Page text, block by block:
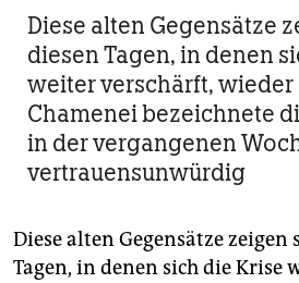
Diese alten Gegensätze
diesen Tagen, in denen
weiter verschärft,
Chamenei bezeichnete
in der vergangenen
vertrauensunwürdig
Diese alten Gegensätze zeigen
Tagen, in denen sich die Krise